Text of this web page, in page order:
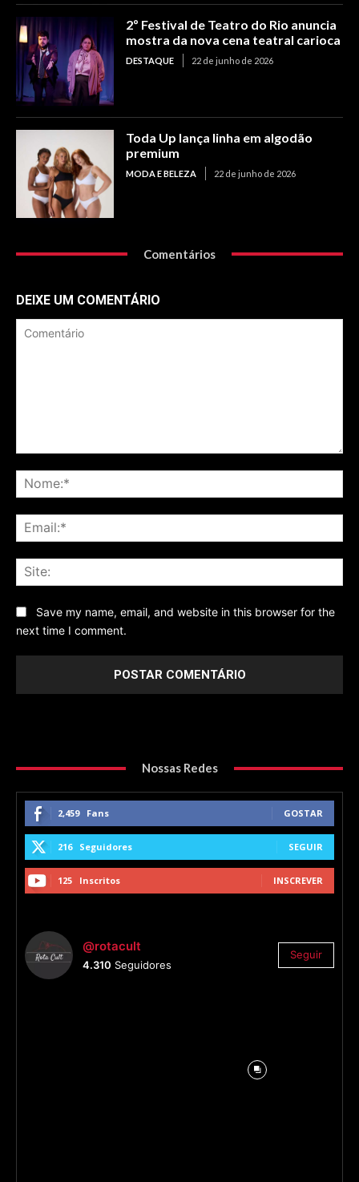
2º Festival de Teatro do Rio anuncia
mostra da nova cena teatral carioca
DESTAQUE 22 de junho de 2026
Toda Up lança linha em algodão
premium
MODA E BELEZA 22 de junho de 2026
Comentários
DEIXE UM COMENTÁRIO
Save my name, email, and website in this browser for the
next time I comment.
Nossas Redes
2,459 Fans GOSTAR
216 Seguidores SEGUIR
125 Inscritos INSCREVER
@rotacult
4.310 Seguidores
Seguir